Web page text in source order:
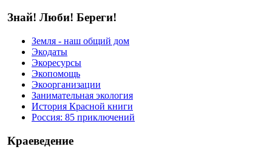
Знай! Люби! Береги!
Земля - наш общий дом
Экодаты
Экоресурсы
Экопомощь
Экоорганизации
Занимательная экология
История Красной книги
Россия: 85 приключений
Краеведение